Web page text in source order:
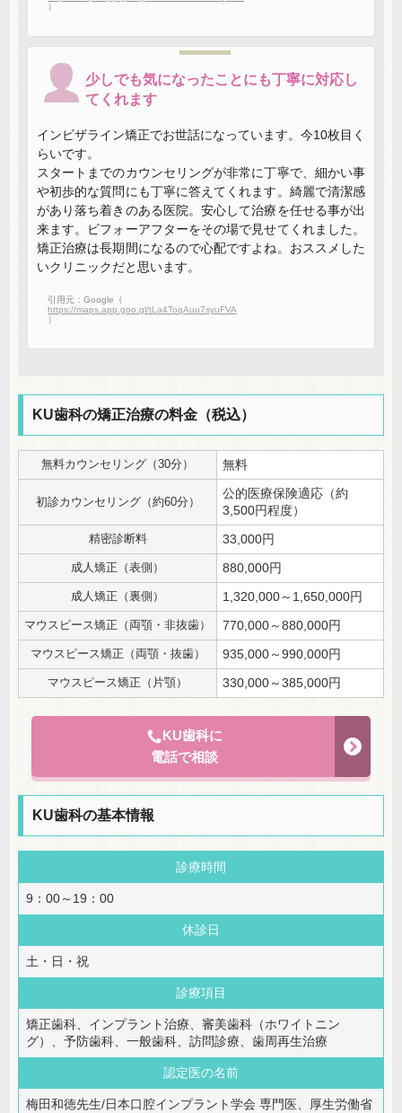
）
少しでも気になったことにも丁寧に対応し
てくれます
インビザライン矯正でお世話になっています。今10枚目く
らいです。
スタートまでのカウンセリングが非常に丁寧で、細かい事
や初歩的な質問にも丁寧に答えてくれます。綺麗で清潔感
があり落ち着きのある医院。安心して治療を任せる事が出
来ます。ビフォーアフターをその場で見せてくれました。
矯正治療は長期間になるので心配ですよね。おススメした
いクリニックだと思います。
引用元：Google（
https://maps.app.goo.gl/tLa4ToqAuu7syuFVA
）
KU歯科の矯正治療の料金（税込）
無料カウンセリング（30分） 無料
初診カウンセリング（約60分）
公的医療保険適応（約
3,500円程度）
精密診断料 33,000円
成人矯正（表側） 880,000円
成人矯正（裏側） 1,320,000～1,650,000円
マウスピース矯正（両顎・非抜歯） 770,000～880,000円
マウスピース矯正（両顎・抜歯） 935,000～990,000円
マウスピース矯正（片顎） 330,000～385,000円
KU歯科に
電話で相談
KU歯科の基本情報
診療時間
9：00～19：00
休診日
土・日・祝
診療項目
矯正歯科、インプラント治療、審美歯科（ホワイトニン
グ）、予防歯科、一般歯科、訪問診療、歯周再生治療
認定医の名前
梅田和徳先生/日本口腔インプラント学会 専門医、厚生労働省